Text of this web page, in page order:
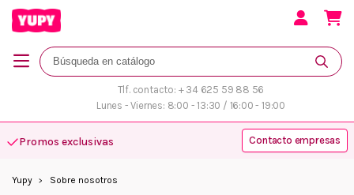
Tlf. contacto: + 34 625 59 88 56
Lunes - Viernes: 8:00 - 13:30 / 16:00 - 19:00
Promos exclusivas Contacto empresas
Yupy Sobre nosotros